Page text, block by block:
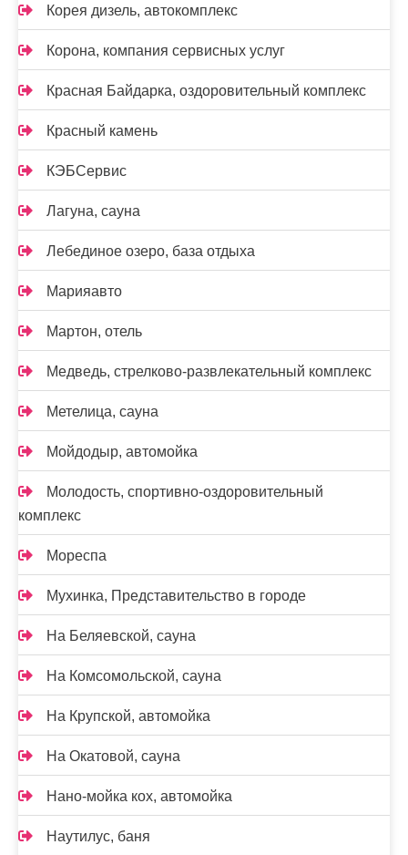
Корея дизель, автокомплекс
Корона, компания сервисных услуг
Красная Байдарка, оздоровительный комплекс
Красный камень
КЭБСервис
Лагуна, сауна
Лебединое озеро, база отдыха
Марияавто
Мартон, отель
Медведь, стрелково-развлекательный комплекс
Метелица, сауна
Мойдодыр, автомойка
Молодость, спортивно-оздоровительный
комплекс
Мореспа
Мухинка, Представительство в городе
На Беляевской, сауна
На Комсомольской, сауна
На Крупской, автомойка
На Окатовой, сауна
Нано-мойка кох, автомойка
Наутилус, баня